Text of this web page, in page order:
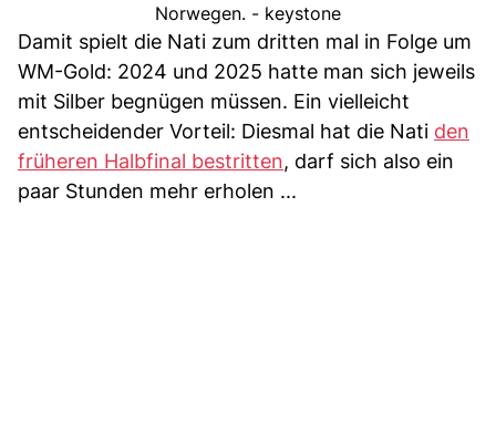
Norwegen. - keystone
Damit spielt die Nati zum dritten mal in Folge um
WM-Gold: 2024 und 2025 hatte man sich jeweils
mit Silber begnügen müssen. Ein vielleicht
entscheidender Vorteil: Diesmal hat die Nati den
früheren Halbfinal bestritten, darf sich also ein
paar Stunden mehr erholen ...